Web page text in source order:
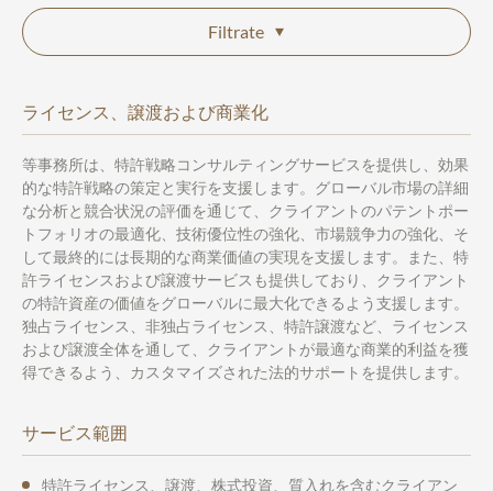
Filtrate
ライセンス、譲渡および商業化
等事務所は、特許戦略コンサルティングサービスを提供し、効果
的な特許戦略の策定と実行を支援します。グローバル市場の詳細
な分析と競合状況の評価を通じて、クライアントのパテントポー
トフォリオの最適化、技術優位性の強化、市場競争力の強化、そ
して最終的には長期的な商業価値の実現を支援します。また、特
許ライセンスおよび譲渡サービスも提供しており、クライアント
の特許資産の価値をグローバルに最大化できるよう支援します。
独占ライセンス、非独占ライセンス、特許譲渡など、ライセンス
および譲渡全体を通して、クライアントが最適な商業的利益を獲
得できるよう、カスタマイズされた法的サポートを提供します。
サービス範囲
特許ライセンス、譲渡、株式投資、質入れを含むクライアン